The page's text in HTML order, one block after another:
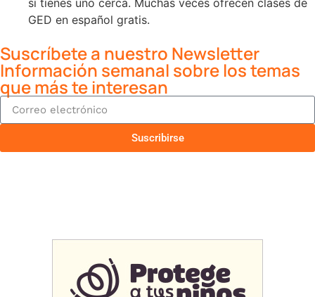
si tienes uno cerca. Muchas veces ofrecen clases de
GED en español gratis.
Suscríbete a nuestro Newsletter
Información semanal sobre los temas
que más te interesan
Suscribirse